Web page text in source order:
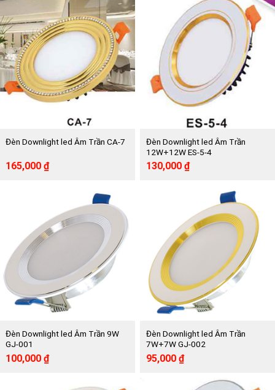
Đèn Downlight led Âm Trần CA-7
Giá
165,000 ₫Giá
165,000 ₫.
Đèn Downlight led Âm Trần
12W+12W ES-5-4
Giá
130,000 ₫Giá
130,000 ₫.
Đèn Downlight led Âm Trần 9W
GJ-001
Giá
100,000 ₫Giá
hiện
Đèn Downlight led Âm Trần
7W+7W GJ-002
Giá
gốc
95,000 ₫Giá
hiện